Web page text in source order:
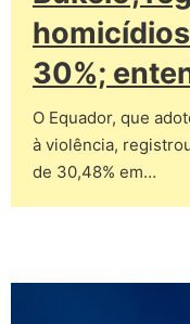
30%;
O Equador, que
à violência,
de 30,48% em…